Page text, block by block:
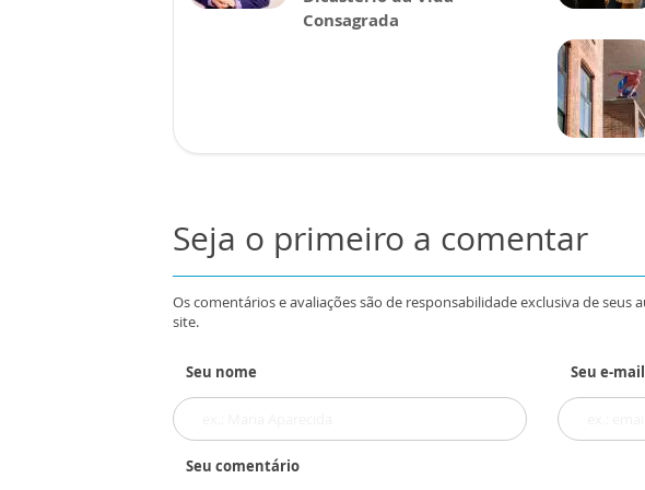
Consagrada
Seja o primeiro a comentar
Os comentários e avaliações são de responsabilidade exclusiva de
site.
Seu nome Seu e-mail
Seu comentário